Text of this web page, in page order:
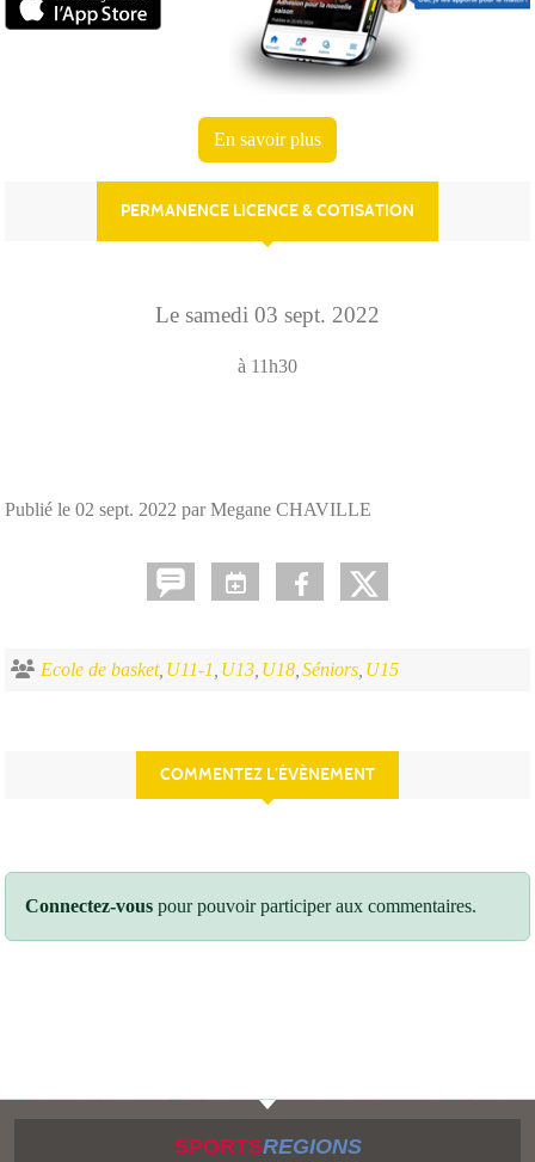
PERMANENCE LICENCE & COTISATION
Le samedi 03 sept. 2022
à 11h30
Publié le 02 sept. 2022 par Megane CHAVILLE
Ecole de basket U11-1 U13 U18 Séniors U15
COMMENTEZ L’ÉVÈNEMENT
Connectez-vous pour pouvoir participer aux commentaires.
En savoir plus
SPORTSREGIONS